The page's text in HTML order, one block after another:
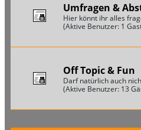
Umfragen &
Hier könnt ihr alles
(Aktive Benutzer: 1
Off Topic & Fun
Darf natürlich auch
(Aktive Benutzer: 13